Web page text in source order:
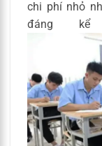
chi phí nhỏ
đáng